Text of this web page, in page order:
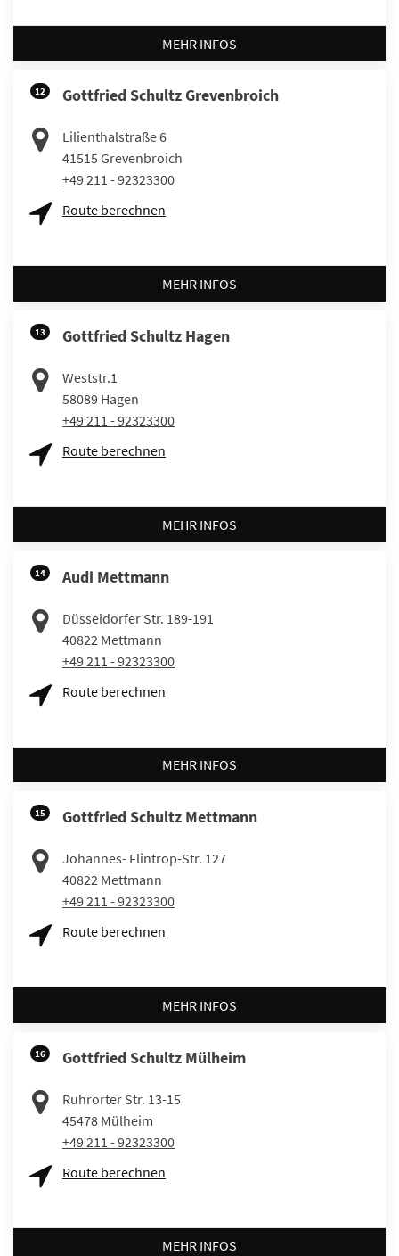
MEHR INFOS
12 Gottfried Schultz Grevenbroich
Lilienthalstraße 6
41515 Grevenbroich
+49 211 - 92323300
Route berechnen
MEHR INFOS
13 Gottfried Schultz Hagen
Weststr.1
58089 Hagen
+49 211 - 92323300
Route berechnen
MEHR INFOS
14 Audi Mettmann
Düsseldorfer Str. 189-191
40822 Mettmann
+49 211 - 92323300
Route berechnen
MEHR INFOS
15 Gottfried Schultz Mettmann
Johannes- Flintrop-Str. 127
40822 Mettmann
+49 211 - 92323300
Route berechnen
MEHR INFOS
16 Gottfried Schultz Mülheim
Ruhrorter Str. 13-15
45478 Mülheim
+49 211 - 92323300
Route berechnen
MEHR INFOS